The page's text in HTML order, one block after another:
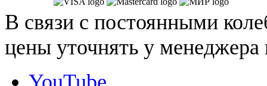
В связи с постоянными
цены уточнять у